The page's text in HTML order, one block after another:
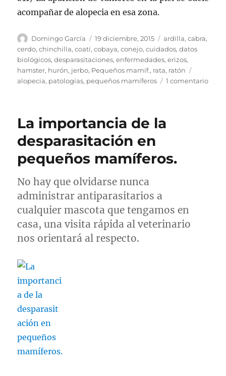
acompañar de alopecia en esa zona.
Autor
Domingo García
Publicado
el
19 diciembre, 2015 Categorías
ardilla,cabra,
cerdo,chinchilla,coatí,cobaya,conejo,cuidados,datos
biológicos,desparasitaciones,enfermedades,erizos,
hamster, hurón, jerbo, Pequeños mamíf., rata, ratón
alopecia, patologías, pequeños mamíferos 1 comentarioen
La importancia de la
desparasitación en
pequeños mamíferos.
No hay que olvidarse nunca
administrar antiparasitarios a
cualquier mascota que tengamos en
casa, una visita rápida al veterinario
nos orientará al respecto.